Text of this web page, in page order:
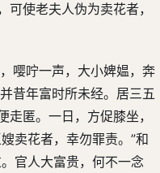
使老夫人伪为卖花者，
嘤咛一声，大小婢媪，奔
昔年富时所未经。居三五
匿。一日，方促膝坐，
卖花者，幸勿罪责。”和
官人大富贵，何不一念